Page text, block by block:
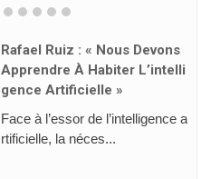
Rafael Ruiz : « Nous Devons
Apprendre À Habiter L’intelli
Gence Artificielle »
Face à l’essor de l’intelligence a
rtificielle, la néces...